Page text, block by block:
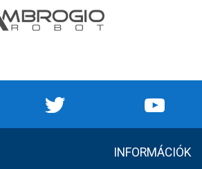
INFORMÁCIÓK